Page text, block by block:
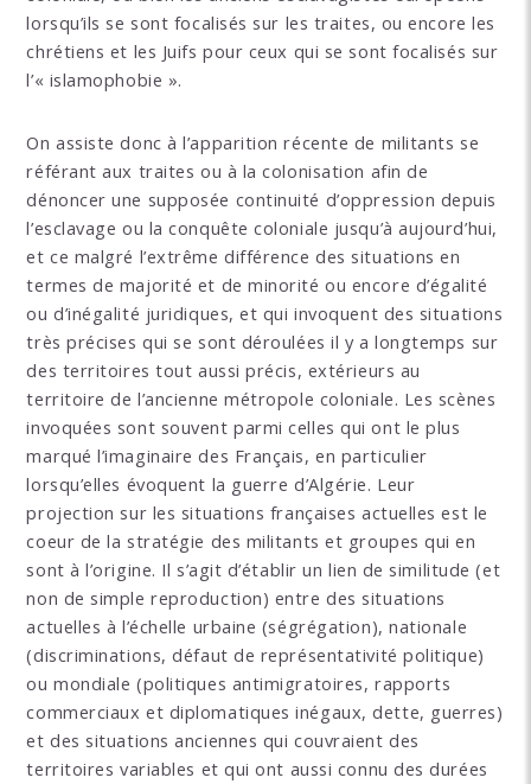
lorsqu’ils se sont focalisés sur les traites, ou encore les
chrétiens et les Juifs pour ceux qui se sont focalisés sur
l’« islamophobie ».
On assiste donc à l’apparition récente de militants se
référant aux traites ou à la colonisation afin de
dénoncer une supposée continuité d’oppression depuis
l’esclavage ou la conquête coloniale jusqu’à aujourd’hui,
et ce malgré l’extrême différence des situations en
termes de majorité et de minorité ou encore d’égalité
ou d’inégalité juridiques, et qui invoquent des situations
très précises qui se sont déroulées il y a longtemps sur
des territoires tout aussi précis, extérieurs au
territoire de l’ancienne métropole coloniale. Les scènes
invoquées sont souvent parmi celles qui ont le plus
marqué l’imaginaire des Français, en particulier
lorsqu’elles évoquent la guerre d’Algérie. Leur
projection sur les situations françaises actuelles est le
coeur de la stratégie des militants et groupes qui en
sont à l’origine. Il s’agit d’établir un lien de similitude (et
non de simple reproduction) entre des situations
actuelles à l’échelle urbaine (ségrégation), nationale
(discriminations, défaut de représentativité politique)
ou mondiale (politiques antimigratoires, rapports
commerciaux et diplomatiques inégaux, dette, guerres)
et des situations anciennes qui couvraient des
territoires variables et qui ont aussi connu des durées